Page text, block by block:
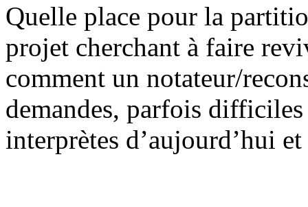
Quelle place pour la
projet cherchant à faire
comment un notateur/
demandes, parfois
interprètes d’aujourd’hui